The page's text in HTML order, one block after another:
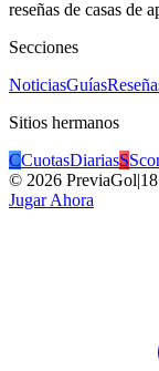
reseñas de casas de
Secciones
NoticiasGuías
Sitios hermanos
CCuotasDiariasS
© 2026 PreviaGol|
Jugar Ahora